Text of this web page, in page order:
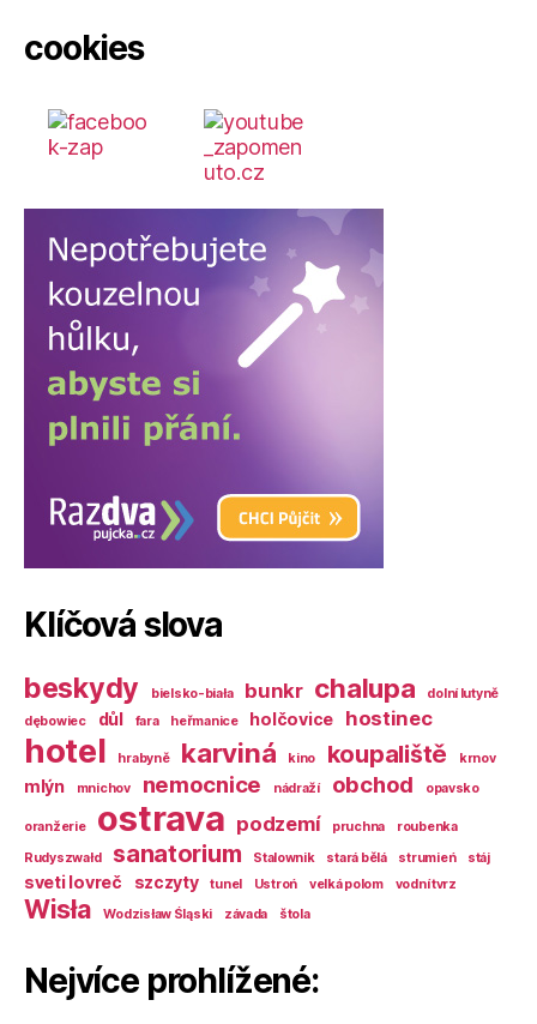
cookies
Klíčová slova
beskydy bielsko-biała bunkr chalupa
dolní lutyně
dębowiec
důl fara heřmanice holčovice hostinec
hotel hrabyně karviná kino koupaliště krnov
mlýn mnichov nemocnice nádraží obchod opavsko
oranžerie ostrava podzemí pruchna
roubenka
Rudyszwałd
sanatorium Stalownik stará bělá strumień stáj
sveti lovreč szczyty tunel Ustroń velká polom vodní tvrz
Wisła Wodzisław Śląski závada štola
Nejvíce prohlížené: